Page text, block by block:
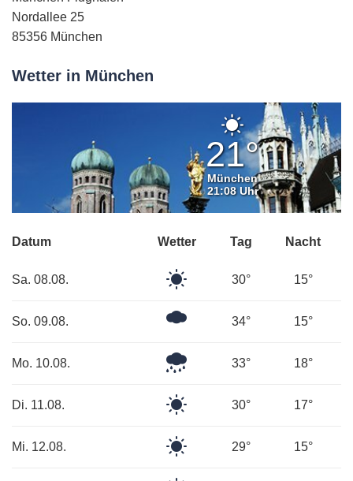
Nordallee 25
85356 München
Wetter in München
Klarer
Himmel
21°
München
21:08 Uhr
Datum Wetter Tag Nacht
Sa. 08.08. 30° 15°
So. 09.08. 34° 15°
Mo. 10.08. 33° 18°
Di. 11.08. 30° 17°
Mi. 12.08. 29° 15°